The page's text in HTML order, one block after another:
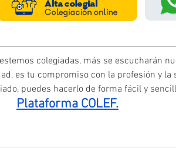
colegiadas, más se escucharán
es tu compromiso con la profesión y la
puedes hacerlo de forma fácil y
Plataforma COLEF.